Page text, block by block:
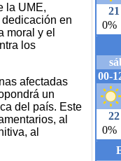
la UME,
en
moral y el
los
afectadas
un
del país. Este
al
al